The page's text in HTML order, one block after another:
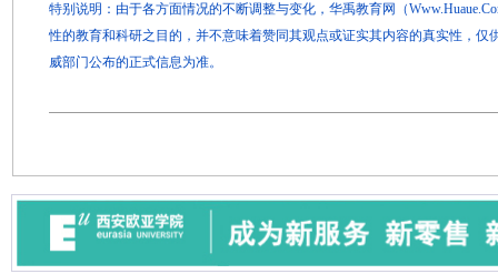
特别说明：由于各方面情况的不断调整与变化，华禹教育网（
性的教育和科研之目的，并不意味着赞同其观点或证实其内容的真实性，仅
威部门公布的正式信息为准。